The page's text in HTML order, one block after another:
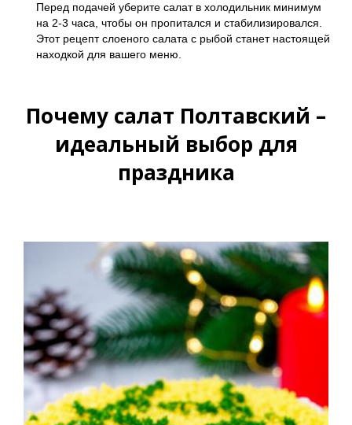
Перед подачей уберите салат в холодильник минимум
на 2-3 часа, чтобы он пропитался и стабилизировался.
Этот рецепт слоеного салата с рыбой станет настоящей
находкой для вашего меню.
Почему салат Полтавский –
идеальный выбор для
праздника